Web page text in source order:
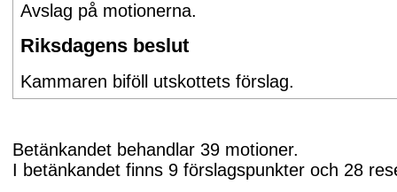
Avslag på motionerna.
Riksdagens beslut
Kammaren biföll utskottets förslag.
Betänkandet behandlar 39 motioner.
I betänkandet finns 9 förslagspunkter och 28